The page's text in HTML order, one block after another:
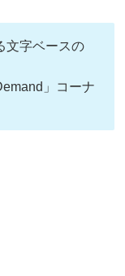
文字ベースの
」コーナ